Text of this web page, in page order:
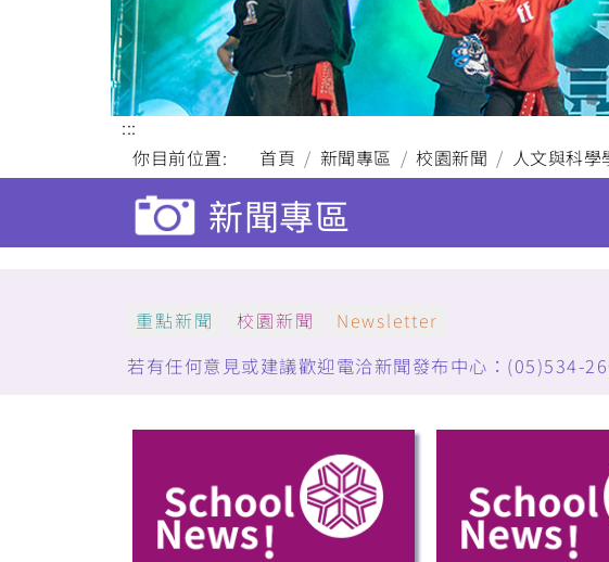
:::
你目前位置:
首頁 新聞專區 校園新聞 人文與科學
新聞專區
重點新聞 校園新聞
Newsletter
若有任何意見或建議歡迎電洽新聞發布中心：